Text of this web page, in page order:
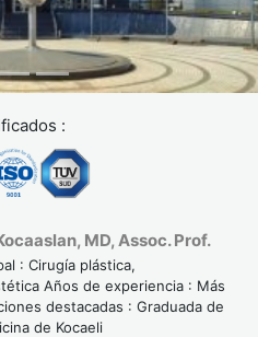
:
MD, Assoc. Prof.
: Cirugía plástica,
Años de experiencia : Más
destacadas : Graduada de
de Kocaeli